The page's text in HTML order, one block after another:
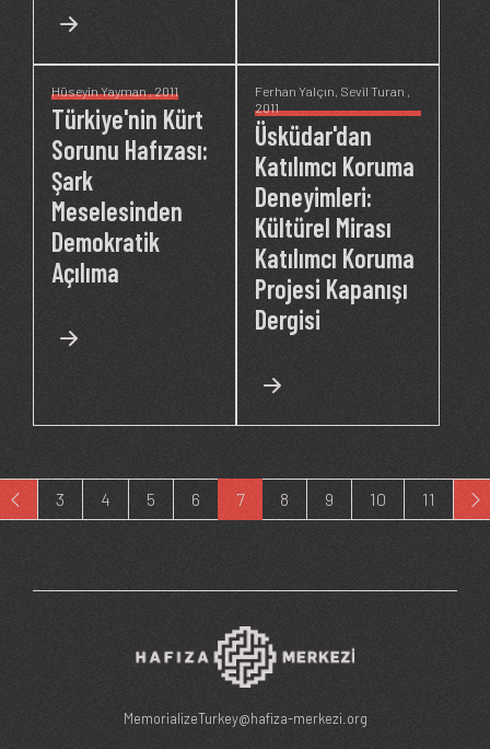
Hüseyin Yayman, 2011
Türkiye'nin Kürt
Sorunu Hafızası:
Şark
Meselesinden
Demokratik
Açılıma
Ferhan Yalçın, Sevil Turan ,
2011
Üsküdar'dan
Katılımcı Koruma
Deneyimleri:
Kültürel Mirası
Katılımcı Koruma
Projesi Kapanışı
Dergisi
Page
3 Page
4 Page
5 Page
6 Şu an kullanılan sayfa
7 Page
8 Page
9 Page
10 Page
11
MemorializeTurkey@hafiza-merkezi.org